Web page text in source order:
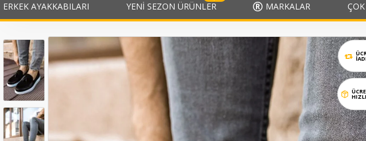
ERKEK AYAKKABILARI YENI SEZON ÜRÜNLER MARKALAR